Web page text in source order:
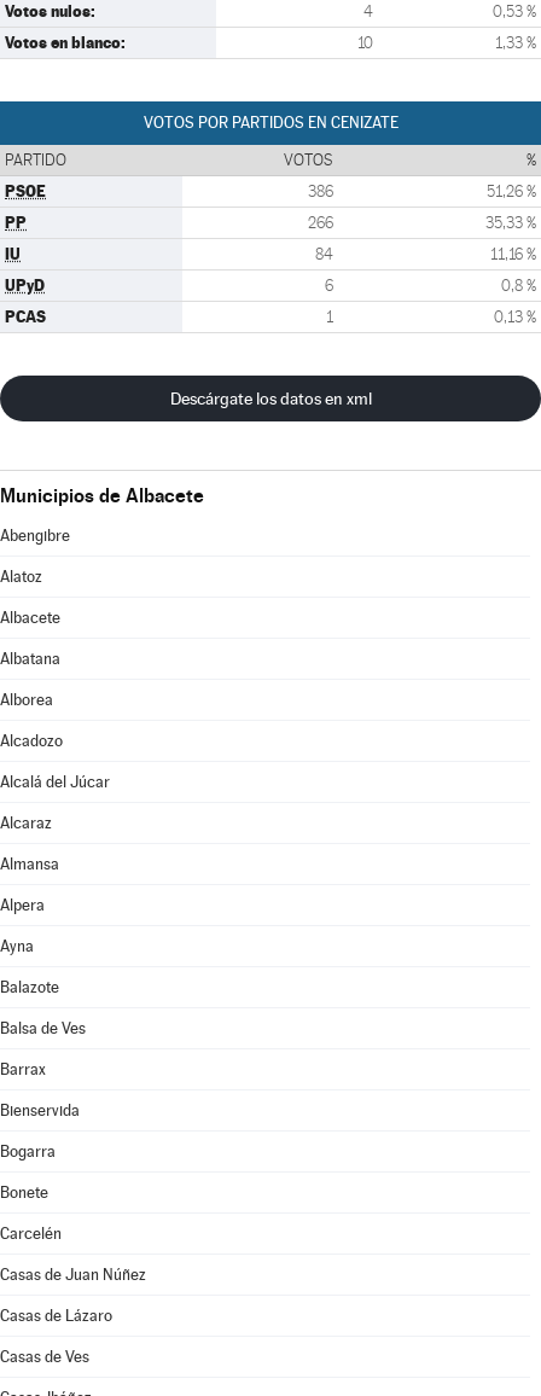
Votos nulos: 4 0,53 %
Votos en blanco: 10 1,33 %
VOTOS POR PARTIDOS EN CENIZATE
PARTIDO VOTOS %
PSOE 386 51,26 %
PP 266 35,33 %
IU 84 11,16 %
UPyD 6 0,8 %
PCAS 1 0,13 %
Descárgate los datos en xml
Municipios de Albacete
Abengibre
Alatoz
Albacete
Albatana
Alborea
Alcadozo
Alcalá del Júcar
Alcaraz
Almansa
Alpera
Ayna
Balazote
Balsa de Ves
Barrax
Bienservida
Bogarra
Bonete
Carcelén
Casas de Juan Núñez
Casas de Lázaro
Casas de Ves